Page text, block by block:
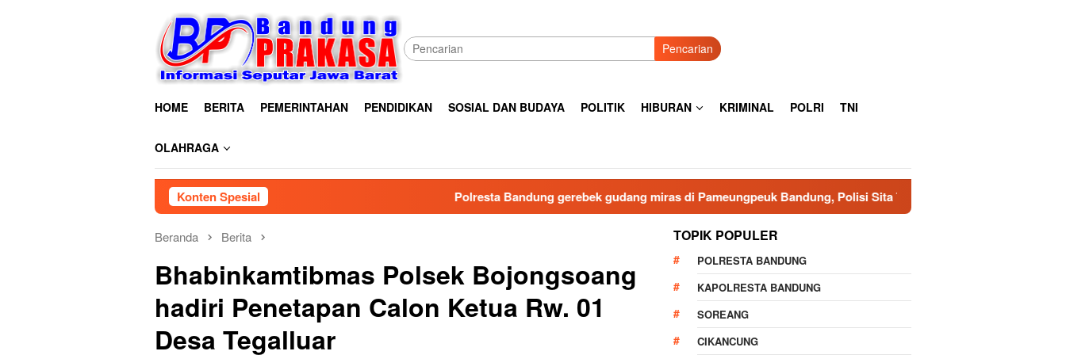
Pencarian
HOME BERITA PEMERINTAHAN PENDIDIKAN SOSIAL DAN BUDAYA POLITIK HIBURAN KRIMINAL POLRI TNI
OLAHRAGA
Konten Spesial Polresta Bandung gerebek gudang miras di Pameungpeuk Bandung, Polisi Sita 7.000 Botol Berbagai Merek
Beranda Berita
Bhabinkamtibmas Polsek Bojongsoang
hadiri Penetapan Calon Ketua Rw. 01
Desa Tegalluar
TOPIK POPULER
POLRESTA BANDUNG
KAPOLRESTA BANDUNG
SOREANG
CIKANCUNG